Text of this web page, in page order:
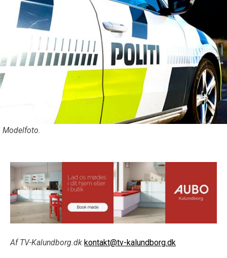
Modelfoto.
Af TV-Kalundborg.dk kontakt@tv-kalundborg.dk